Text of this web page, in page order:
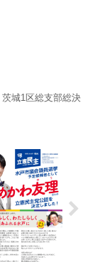
茨城1区総支部総決